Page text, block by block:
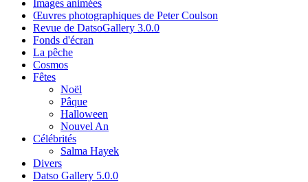
Images animées
Œuvres photographiques de Peter Coulson
Revue de DatsoGallery 3.0.0
Fonds d'écran
La pêche
Cosmos
Fêtes
Noël
Pâque
Halloween
Nouvel An
Célébrités
Salma Hayek
Divers
Datso Gallery 5.0.0